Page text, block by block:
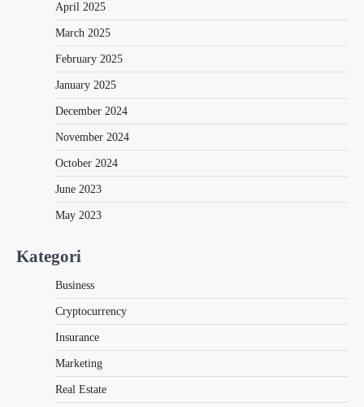
April 2025
March 2025
February 2025
January 2025
December 2024
November 2024
October 2024
June 2023
May 2023
Kategori
Business
Cryptocurrency
Insurance
Marketing
Real Estate